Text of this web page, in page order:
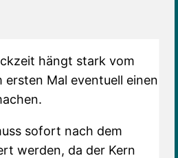
hängt stark vom
ersten Mal eventuell einen
sofort nach dem
werden, da der Kern